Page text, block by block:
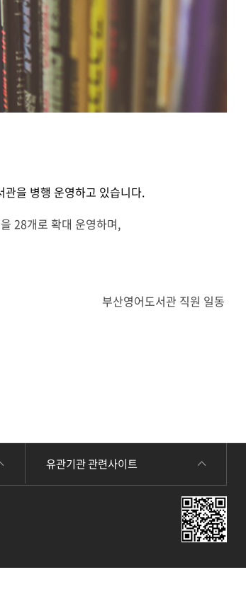
을 병행 운영하고 있습니다.
28개로 확대 운영하며,
부산영어도서관 직원 일동
유관기관 관련사이트